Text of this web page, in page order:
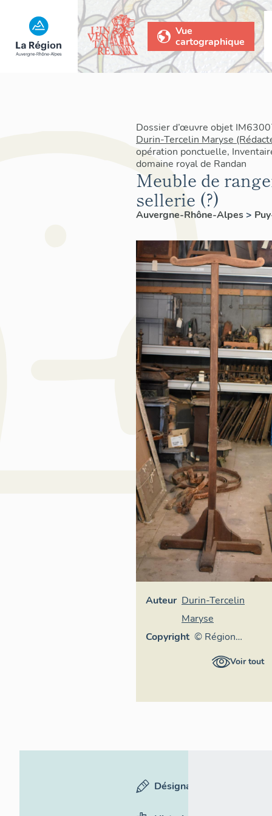
Vue
cartographique
Dossier d’œuvre objet
Durin-Tercelin Maryse
opération ponctuelle,
domaine royal de Randan
Meuble de
sellerie (?)
Auvergne-Rhône-Alpes>
Auteur Durin-Tercelin
Maryse
Copyright © Région
Auvergne-Voir tout
Désignation